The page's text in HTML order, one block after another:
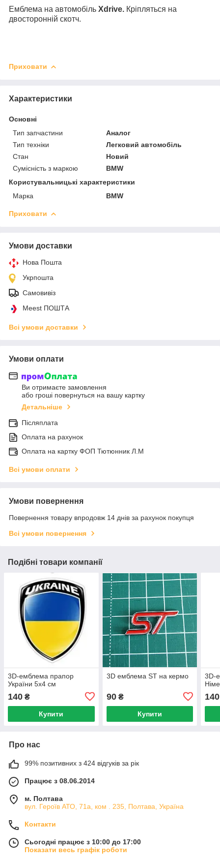
Емблема на автомобіль Xdrive. Кріпляться на
двосторонній скотч.
Приховати
Характеристики
Основні
Тип запчастини
Аналог
Тип техніки
Легковий автомобіль
Стан
Новий
Сумісність з маркою
BMW
Користувальницькі характеристики
Марка
BMW
Приховати
Умови доставки
Нова Пошта
Укрпошта
Самовивіз
Meest ПОШТА
Всі умови доставки
Умови оплати
Ви отримаєте замовлення
або гроші повернуться на вашу картку
Детальніше
Післяплата
Оплата на рахунок
Оплата на картку ФОП Тютюнник Л.М
Всі умови оплати
Умови повернення
Повернення товару впродовж 14 днів за рахунок покупця
Всі умови повернення
Подібні товари компанії
3D-емблема прапор
України 5x4 см
140 ₴
Купити
3D емблема ST на кермо
90₴
Купити
3D-
140
Про нас
99% позитивних з 424 відгуків за рік
Працює з 08.06.2014
м. Полтава
вул. Героїв АТО, 71а, ком . 235, Полтава, Україна
Контакти
Сьогодні працює з 10:00 до 17:00
Показати весь графік роботи